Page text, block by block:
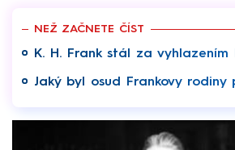
NEŽ ZAČNETE ČÍST
K. H. Frank stál za vyhlazením
Jaký byl osud Frankovy rodiny